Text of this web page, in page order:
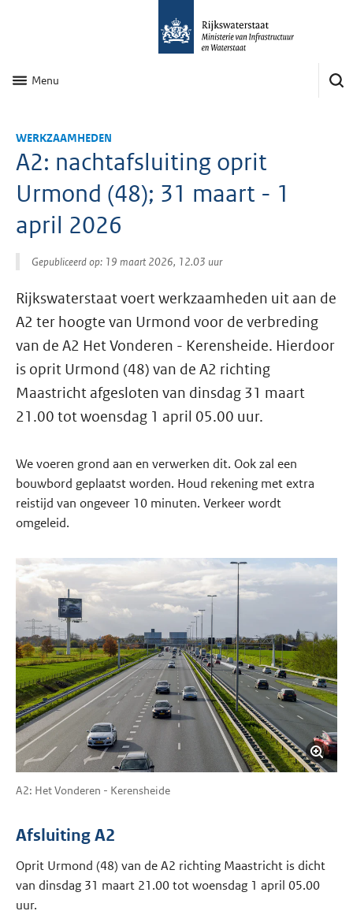
Menu
WERKZAAMHEDEN
A2: nachtafsluiting oprit
Urmond (48); 31 maart - 1
april 2026
Gepubliceerd op: 19 maart 2026, 12.03 uur
Rijkswaterstaat voert werkzaamheden uit aan de
A2 ter hoogte van Urmond voor de verbreding
van de A2 Het Vonderen - Kerensheide. Hierdoor
is oprit Urmond (48) van de A2 richting
Maastricht afgesloten van dinsdag 31 maart
21.00 tot woensdag 1 april 05.00 uur.
We voeren grond aan en verwerken dit. Ook zal een
bouwbord geplaatst worden. Houd rekening met extra
reistijd van ongeveer 10 minuten. Verkeer wordt
omgeleid.
A2: Het Vonderen - Kerensheide
Afsluiting A2
Oprit Urmond (48) van de A2 richting Maastricht is dicht
van dinsdag 31 maart 21.00 tot woensdag 1 april 05.00
uur.